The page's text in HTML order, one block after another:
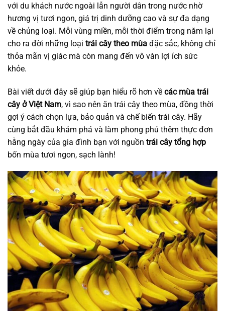
với du khách nước ngoài lẫn người dân trong nước nhờ
hương vị tươi ngon, giá trị dinh dưỡng cao và sự đa dạng
về chủng loại. Mỗi vùng miền, mỗi thời điểm trong năm lại
cho ra đời những loại trái cây theo mùa đặc sắc, không chỉ
thỏa mãn vị giác mà còn mang đến vô vàn lợi ích sức
khỏe.
Bài viết dưới đây sẽ giúp bạn hiểu rõ hơn về các mùa trái
cây ở Việt Nam, vì sao nên ăn trái cây theo mùa, đồng thời
gợi ý cách chọn lựa, bảo quản và chế biến trái cây. Hãy
cùng bắt đầu khám phá và làm phong phú thêm thực đơn
hằng ngày của gia đình bạn với nguồn trái cây tổng hợp
bốn mùa tươi ngon, sạch lành!